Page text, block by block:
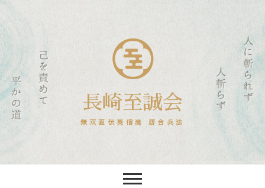
長崎至誠会
無双直伝英信流 居合兵法